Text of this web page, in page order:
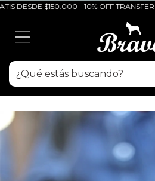
DESDE $150.000 - 10% OFF